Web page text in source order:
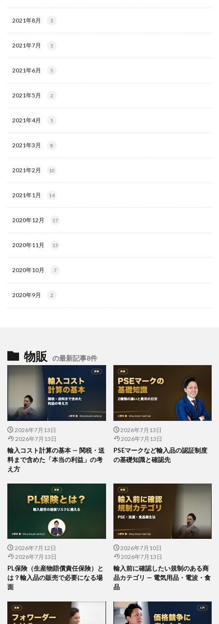
2021年8月 3
2021年7月 3
2021年6月 5
2021年5月 2
2021年4月 5
2021年3月 8
2021年2月 10
2021年1月 14
2020年12月 17
2020年11月 15
2020年10月 7
2020年9月 2
物販 の最新記事8件
2026年7月13日
2026年7月13日
輸入コスト計算の基本 — 関税・送
料まで含めた「本当の利益」の考
え方
2026年7月13日
2026年7月13日
PSEマークなど輸入品の認証制度
の基礎知識と確認先
2026年7月12日
2026年7月13日
PL保険（生産物賠償責任保険）と
は？輸入品の販売で必要になる場
面
2026年7月10日
2026年7月13日
輸入前に確認したい規制のある商
品カテゴリ — 電気用品・電波・食
品